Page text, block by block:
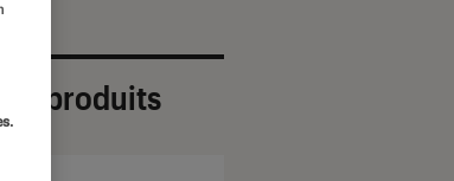
produits